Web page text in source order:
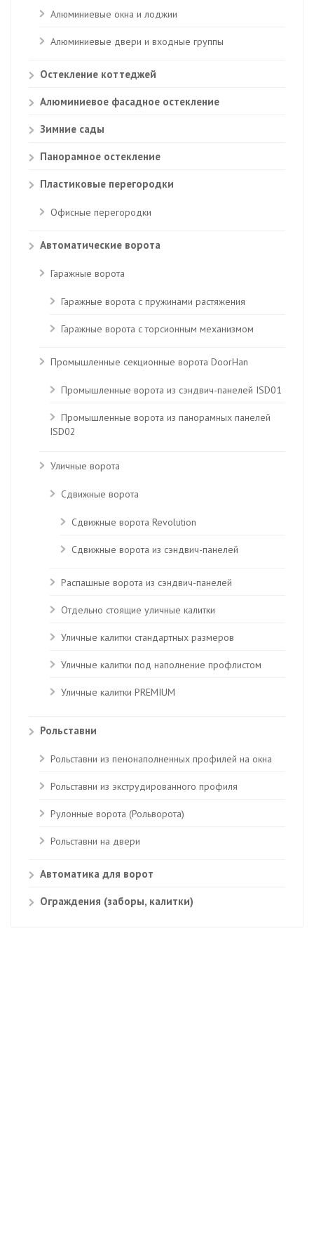
Алюминиевые окна и лоджии
Алюминиевые двери и входные группы
Остекление коттеджей
Алюминиевое фасадное остекление
Зимние сады
Панорамное остекление
Пластиковые перегородки
Офисные перегородки
Автоматические ворота
Гаражные ворота
Гаражные ворота с пружинами растяжения
Гаражные ворота с торсионным механизмом
Промышленные секционные ворота DoorHan
Промышленные ворота из сэндвич-панелей ISD01
Промышленные ворота из панорамных панелей
ISD02
Уличные ворота
Сдвижные ворота
Сдвижные ворота Revolution
Сдвижные ворота из сэндвич-панелей
Распашные ворота из сэндвич-панелей
Отдельно стоящие уличные калитки
Уличные калитки стандартных размеров
Уличные калитки под наполнение профлистом
Уличные калитки PREMIUM
Рольставни
Рольставни из пенонаполненных профилей на окна
Рольставни из экструдированного профиля
Рулонные ворота (Рольворота)
Рольставни на двери
Автоматика для ворот
Ограждения (заборы, калитки)